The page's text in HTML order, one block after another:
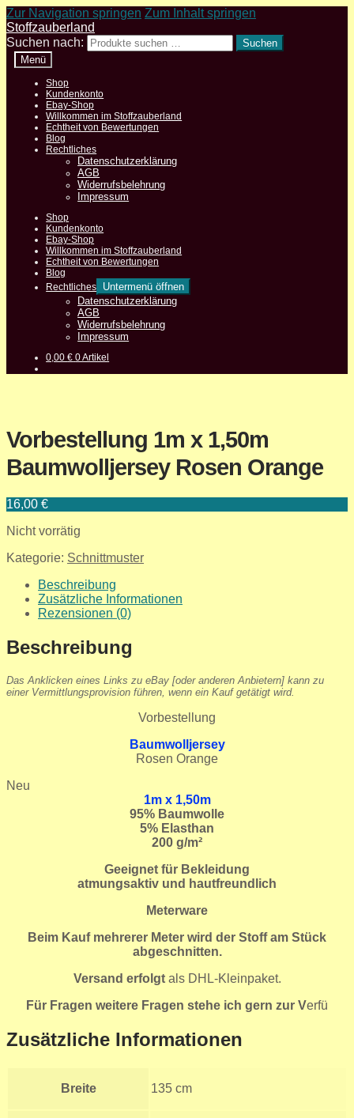
Zur Navigation springen Zum Inhalt springen
Stoffzauberland
Suchen nach:
Suchen
Menü
Shop
Kundenkonto
Ebay-Shop
Willkommen im Stoffzauberland
Echtheit von Bewertungen
Blog
Rechtliches
Datenschutzerklärung
AGB
Widerrufsbelehrung
Impressum
Shop
Kundenkonto
Ebay-Shop
Willkommen im Stoffzauberland
Echtheit von Bewertungen
Blog
Rechtliches
Untermenü öffnen
Datenschutzerklärung
AGB
Widerrufsbelehrung
Impressum
0,00€ 0 Artikel
Vorbestellung 1m x 1,50m
Baumwolljersey Rosen Orange
16,00 €
Nicht vorrätig
Kategorie: Schnittmuster
Beschreibung
Zusätzliche Informationen
Rezensionen (0)
Beschreibung
Das Anklicken eines Links zu eBay [oder anderen Anbietern] kann zu
einer Vermittlungsprovision führen, wenn ein Kauf getätigt wird.
Vorbestellung
Baumwolljersey
Rosen Orange
Neu
1m x 1,50m
95% Baumwolle
5% Elasthan
200 g/m²
Geeignet für Bekleidung
atmungsaktiv und hautfreundlich
Meterware
Beim Kauf mehrerer Meter wird der Stoff am Stück
abgeschnitten.
Versand erfolgt als DHL-Kleinpaket.
Für Fragen weitere Fragen stehe ich gern zur Verfü
Zusätzliche Informationen
Breite 135 cm